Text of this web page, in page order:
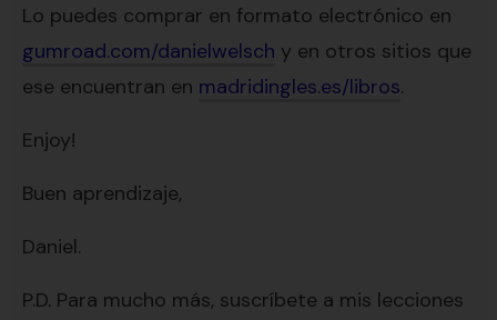
Lo puedes comprar en formato electrónico en
gumroad.com/danielwelsch y en otros sitios que
ese encuentran en madridingles.es/libros.
Enjoy!
Buen aprendizaje,
Daniel.
P.D. Para mucho más, suscríbete a mis lecciones